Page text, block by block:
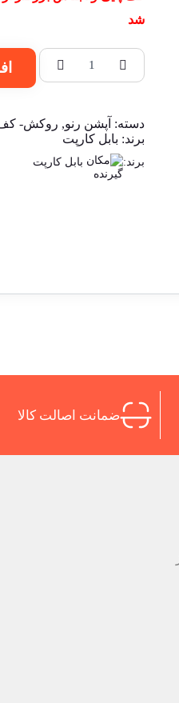
شد
دسته: آپشن رنو, روکش- کف
برند: بابل کارپت
برند: بابل کارپت
ضمانت اصالت کالا